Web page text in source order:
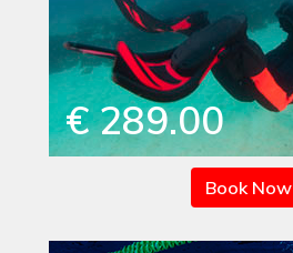
€ 289.00
Book Now